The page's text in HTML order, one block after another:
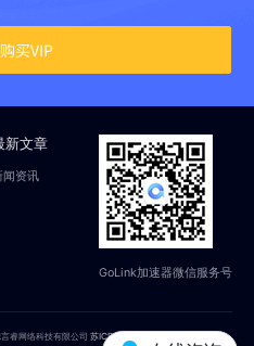
买VIP
新文章
闻资讯
GoLink加速器微信服务号
睿网络科技有限公司苏ICP备18014251号-2